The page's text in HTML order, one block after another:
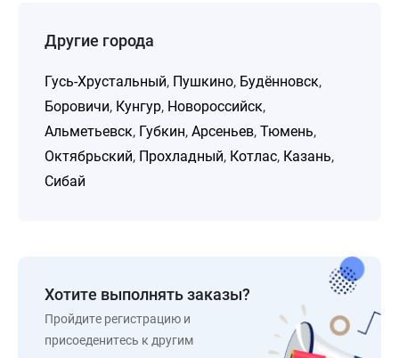
Другие города
Гусь-Хрустальный, Пушкино, Будённовск,
Боровичи, Кунгур, Новороссийск,
Альметьевск, Губкин, Арсеньев, Тюмень,
Октябрьский, Прохладный, Котлас, Казань,
Сибай
Хотите выполнять заказы?
Пройдите регистрацию и
присоеденитесь к другим